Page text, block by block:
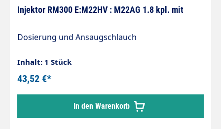
Injektor RM300 E:M22HV : M22AG 1.8 kpl. mit
Dosierung und Ansaugschlauch
Inhalt: 1 Stück
43,52 €*
In den Warenkorb